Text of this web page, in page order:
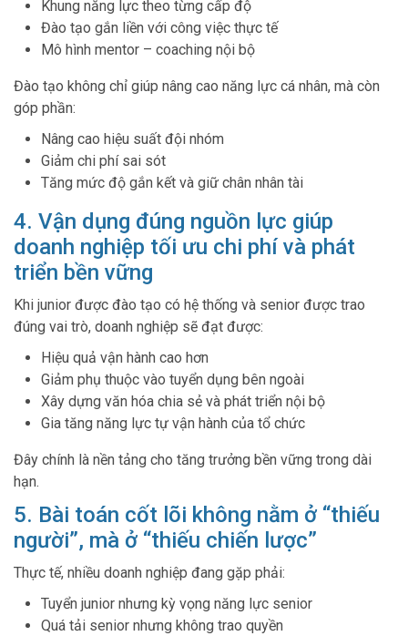
Khung năng lực theo từng cấp độ
Đào tạo gắn liền với công việc thực tế
Mô hình mentor – coaching nội bộ
Đào tạo không chỉ giúp nâng cao năng lực cá nhân, mà còn
góp phần:
Nâng cao hiệu suất đội nhóm
Giảm chi phí sai sót
Tăng mức độ gắn kết và giữ chân nhân tài
4. Vận dụng đúng nguồn lực giúp
doanh nghiệp tối ưu chi phí và phát
triển bền vững
Khi junior được đào tạo có hệ thống và senior được trao
đúng vai trò, doanh nghiệp sẽ đạt được:
Hiệu quả vận hành cao hơn
Giảm phụ thuộc vào tuyển dụng bên ngoài
Xây dựng văn hóa chia sẻ và phát triển nội bộ
Gia tăng năng lực tự vận hành của tổ chức
Đây chính là nền tảng cho tăng trưởng bền vững trong dài
hạn.
5. Bài toán cốt lõi không nằm ở “thiếu
người”, mà ở “thiếu chiến lược”
Thực tế, nhiều doanh nghiệp đang gặp phải:
Tuyển junior nhưng kỳ vọng năng lực senior
Quá tải senior nhưng không trao quyền